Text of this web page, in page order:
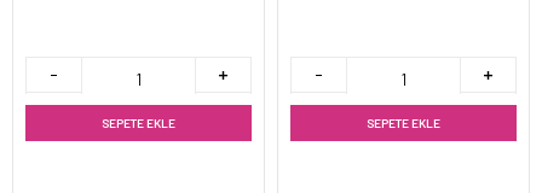
SEPETE EKLE SEPETE EKLE